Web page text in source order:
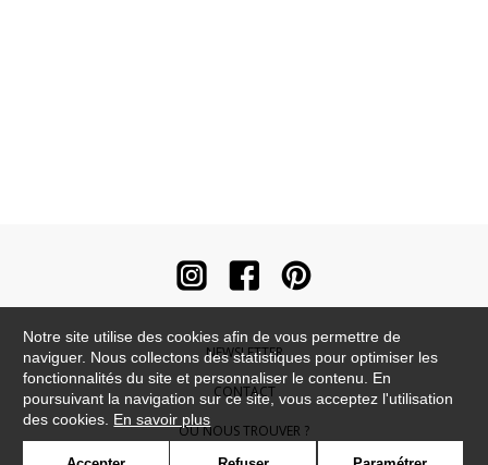
NEWSLETTER
CONTACT
OÙ NOUS TROUVER ?
Notre site utilise des cookies afin de vous permettre de
naviguer. Nous collectons des statistiques pour optimiser les
fonctionnalités du site et personnaliser le contenu. En
poursuivant la navigation sur ce site, vous acceptez l'utilisation
des cookies. En savoir plus